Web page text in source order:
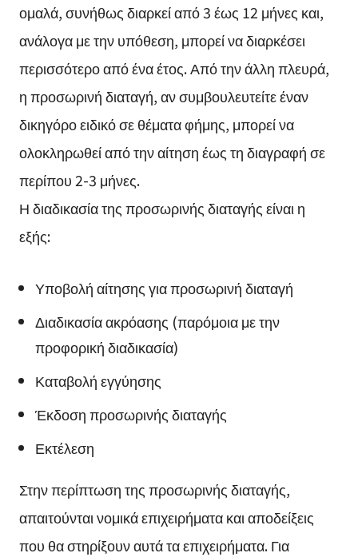
ομαλά, συνήθως διαρκεί από 3 έως 12 μήνες και,
ανάλογα με την υπόθεση, μπορεί να διαρκέσει
περισσότερο από ένα έτος. Από την άλλη πλευρά,
η προσωρινή διαταγή, αν συμβουλευτείτε έναν
δικηγόρο ειδικό σε θέματα φήμης, μπορεί να
ολοκληρωθεί από την αίτηση έως τη διαγραφή σε
περίπου 2-3 μήνες.
Η διαδικασία της προσωρινής διαταγής είναι η
εξής:
Υποβολή αίτησης για προσωρινή διαταγή
Διαδικασία ακρόασης (παρόμοια με την
προφορική διαδικασία)
Καταβολή εγγύησης
Έκδοση προσωρινής διαταγής
Εκτέλεση
Στην περίπτωση της προσωρινής διαταγής,
απαιτούνται νομικά επιχειρήματα και αποδείξεις
που θα στηρίξουν αυτά τα επιχειρήματα. Για